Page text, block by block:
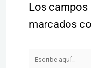
Los campos
marcados
Escribe